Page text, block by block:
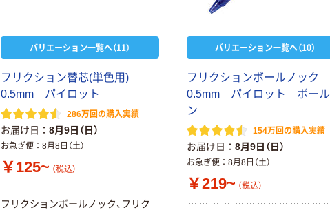
バリエーション一覧へ（11）
フ リ クシ ョ ン替芯(単色用)
0.5mm パイ ロ ッ ト
286万回の購入実績
お届け日 8月9日（日）
お急ぎ便 8月8日（土）
￥125~ （税込）
フ リ クシ ョ ンボールノ ック、 フ リ ク
バリエーション一覧へ（10）
フ リ クシ ョ ンボール ノ ック
0.5mm パイ ロ ッ ト ボール
ン
154万回の購入実績
お届け日 8月9日（日）
お急ぎ便 8月8日（土）
￥219~ （税込）